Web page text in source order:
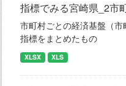
指標でみる宮崎県_2市
市町村ごとの経済基盤（
指標をまとめたもの
XLSX XLS